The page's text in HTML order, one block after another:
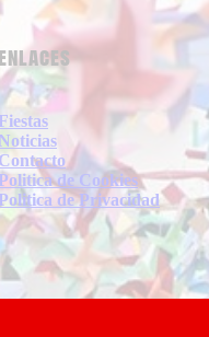
Noticias
Contacto
de Cookies
de Privacidad